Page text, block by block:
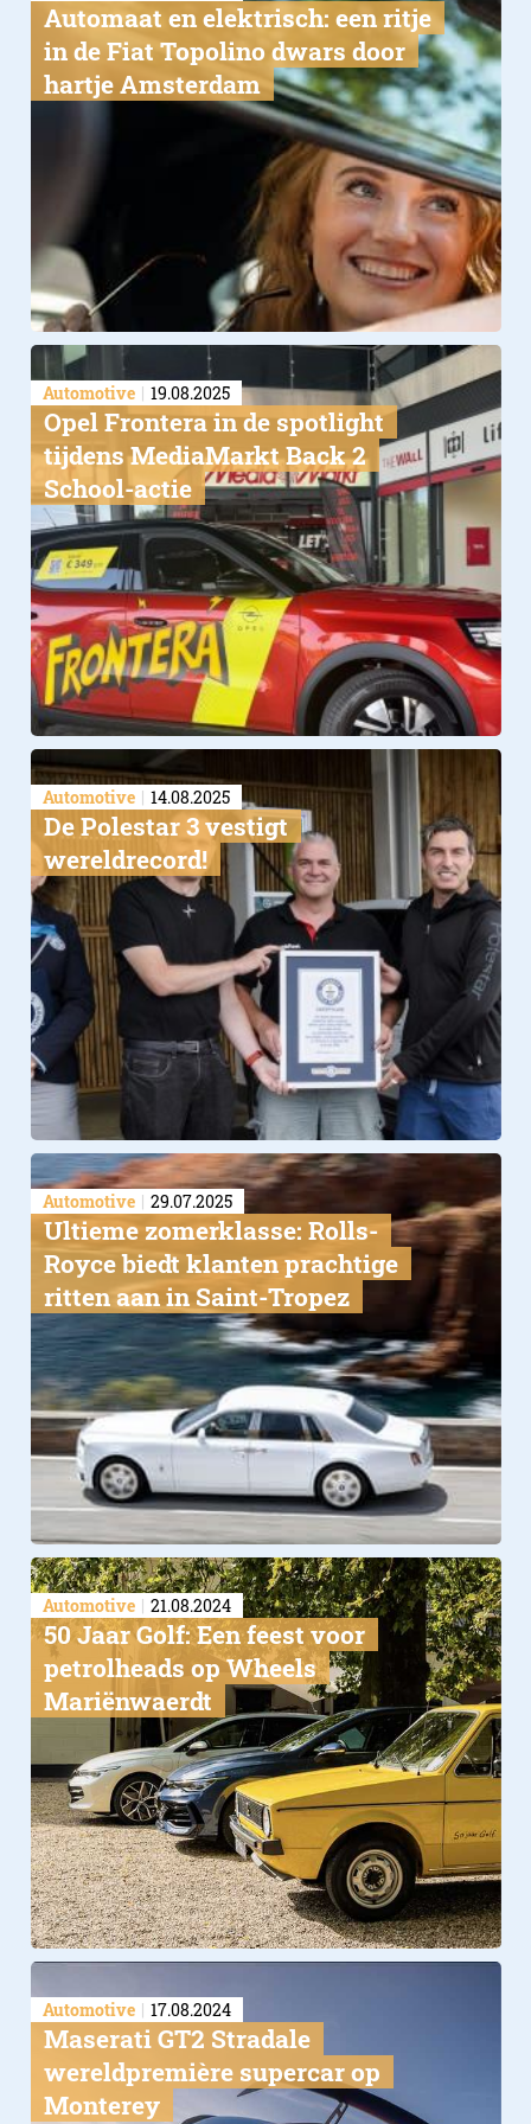
Automaat en elektrisch: een ritje
in de Fiat Topolino dwars door
hartje Amsterdam
Automotive 19.08.2025
Opel Frontera in de spotlight
tijdens MediaMarkt Back 2
School-actie
Automotive 14.08.2025
De Polestar 3 vestigt
wereldrecord!
Automotive 29.07.2025
Ultieme zomerklasse: Rolls-
Royce biedt klanten prachtige
ritten aan in Saint-Tropez
Automotive 21.08.2024
50 Jaar Golf: Een feest voor
petrolheads op Wheels
Mariënwaerdt
Automotive 17.08.2024
Maserati GT2 Stradale
wereldpremière supercar op
Monterey